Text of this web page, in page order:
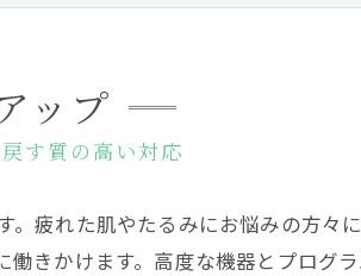
ップ
す質の高い対応
疲れた肌やたるみにお悩みの方々
きかけます。高度な機器とプログ